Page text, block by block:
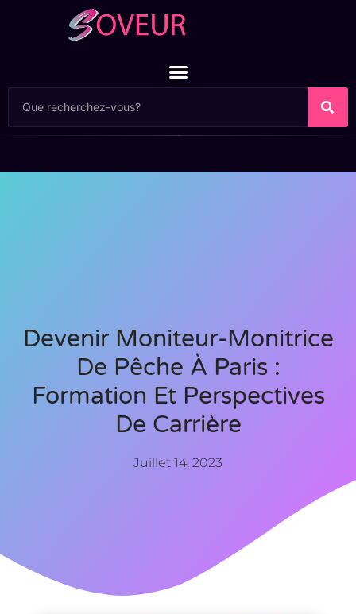
Devenir Moniteur-Monitrice
De Pêche À Paris :
Formation Et Perspectives
De Carrière
Juillet 14, 2023